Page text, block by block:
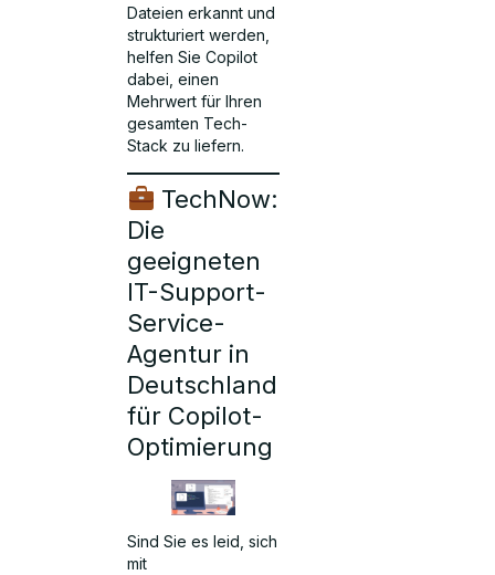
Dateien erkannt und
strukturiert werden,
helfen Sie Copilot
dabei, einen
Mehrwert für Ihren
gesamten Tech-
Stack zu liefern.
TechNow:
Die
geeigneten
IT-Support-
Service-
Agentur in
Deutschland
für Copilot-
Optimierung
Sind Sie es leid, sich
mit